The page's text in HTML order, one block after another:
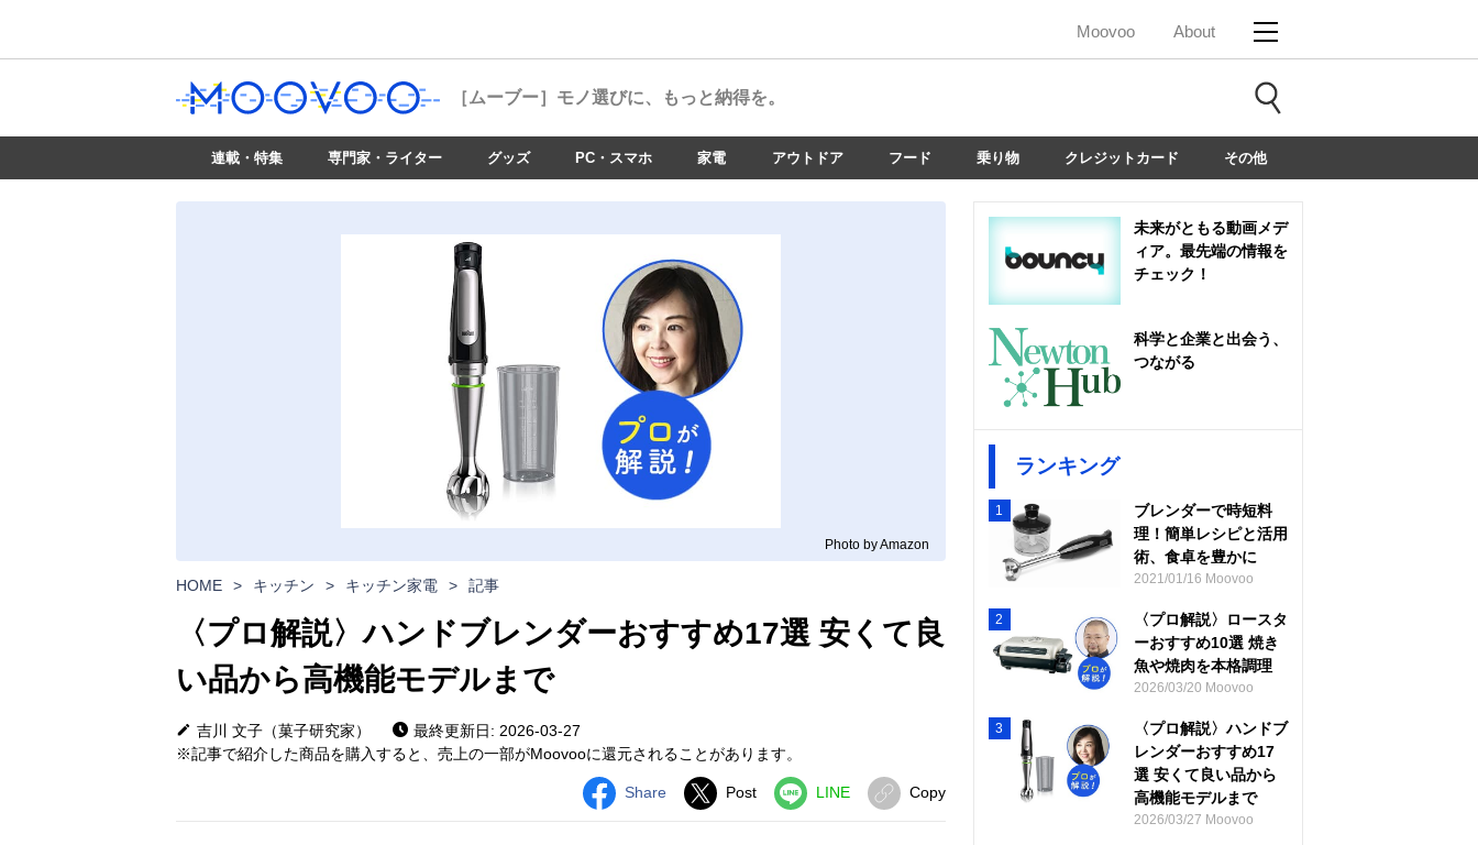
Moovoo About
［ムーブー］ モノ選びに、もっと納得を。
連載・特集 専門家・ライター グッズ PC・スマホ 家電 アウトドア フード 乗り物 クレジットカード その他
Photo by Amazon
HOME > キッチン > キッチン家電 > 記事
〈プロ解説〉ハンドブレンダーおすすめ17選 安くて良
い品から高機能モデルまで
吉川 文子（菓子研究家）
最終更新日: 2026-03-27
※記事で紹介した商品を購入すると、売上の一部がMoovooに還元されることがあります。
Share Post LINE Copy
未来がともる動画メデ
ィア。最先端の情報を
チェック！
科学と企業と出会う、
つながる
ランキング
1
ブレンダーで時短料
理！簡単レシピと活用
術、食卓を豊かに
2021/01/16 Moovoo
2
〈プロ解説〉ロースタ
ーおすすめ10選 焼き
魚や焼肉を本格調理
2026/03/20 Moovoo
3
〈プロ解説〉ハンドブ
レンダーおすすめ17
選 安くて良い品から
高機能モデルまで
2026/03/27 Moovoo